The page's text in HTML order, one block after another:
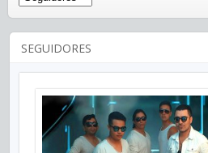
SEGUIDORES